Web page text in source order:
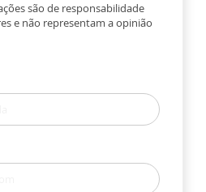
são de responsabilidade
e não representam a opinião